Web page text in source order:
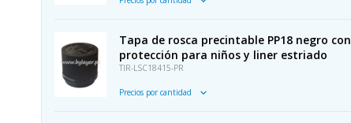
Tapa de rosca precintable PP18 negro con
protección para niños y liner estriado
TIR-LSC18415-PR
Precios por cantidad